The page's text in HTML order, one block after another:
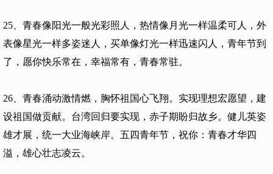
25、青春像阳光一般光彩照人，热情像月光一样温柔可人，外
表像星光一样多姿迷人，买单像灯光一样迅速闪人，青年节到
了，愿你快乐常在，幸福常有，青春常驻。
26、青春涌动激情燃，胸怀祖国心飞翔。实现理想宏愿望，建
设祖国做贡献。台湾回归要实现，赤子期盼归故乡。健儿英姿
雄才展，统一大业海峡岸。五四青年节，祝你：青春才华四
溢，雄心壮志凌云。